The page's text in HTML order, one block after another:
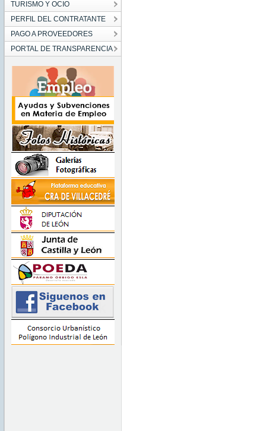
TURISMO Y OCIO
PERFIL DEL CONTRATANTE
PAGO A PROVEEDORES
PORTAL DE TRANSPARENCIA